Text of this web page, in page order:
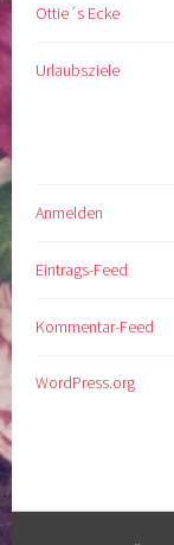
Ottie´s Ecke
Urlaubsziele
Anmelden
Eintrags-Feed
Kommentar-Feed
WordPress.org